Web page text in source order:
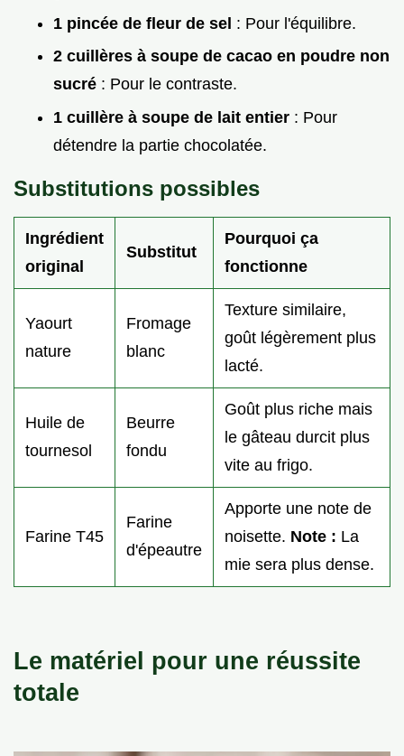
1 pincée de fleur de sel : Pour l'équilibre.
2 cuillères à soupe de cacao en poudre non
sucré : Pour le contraste.
1 cuillère à soupe de lait entier : Pour
détendre la partie chocolatée.
Substitutions possibles
Ingrédient
original
Substitut
Pourquoi ça
fonctionne
Yaourt
nature
Fromage
blanc
Texture similaire,
goût légèrement plus
lacté.
Huile de
tournesol
Beurre
fondu
Goût plus riche mais
le gâteau durcit plus
vite au frigo.
Farine T45
Farine
d'épeautre
Apporte une note de
noisette. Note : La
mie sera plus dense.
Le matériel pour une réussite
totale